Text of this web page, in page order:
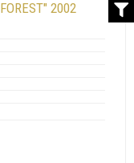
2002